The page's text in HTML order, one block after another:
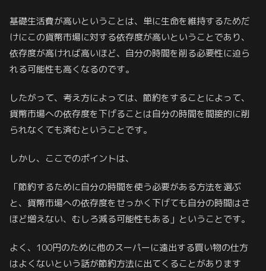
基礎生活費が高いということは、単に生命を維持するためだ
けにこの貨幣市場に対する依存度が高いということであり、
依存度が高ければ高いほど、自分の時間を削る必要性に迫ら
れる可能性も高くなるのです。
したがって、考え方によっては、節約をすることによって、
貨幣市場への依存度を下げることは自分の時間を間接的に削
られなくても済むということです。
しかし、ここでのポイントは、
「節約するために自分の時間を使う必要がある方法を選ぶ
と、貨幣市場への依存度をせっかく下げても自分の時間はさ
ほど増えない、むしろ減る可能性もある」ということです。
よく、100円のために他のスーパーに遠出する買い物の仕方
はよくないという話が節約方法に出てくることがあります